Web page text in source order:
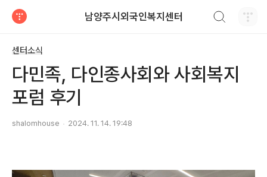
남양주시외국인복지센터
센터소식
다민족, 다인종사회와 사회복지
포럼 후기
shalomhouse 2024. 11. 14. 19:48